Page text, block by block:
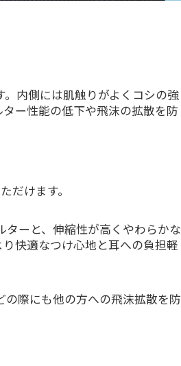
内側には肌触りがよくコシの強
ー性能の低下や飛沫の拡散を防
だけます。
ーと、伸縮性が高くやわらかな
快適なつけ心地と耳への負担軽
際にも他の方への飛沫拡散を防